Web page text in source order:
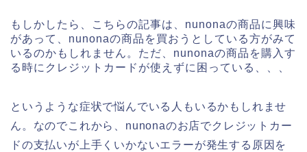
もしかしたら、こちらの記事は、nunonaの商品に興味
があって、nunonaの商品を買おうとしている方がみて
いるのかもしれません。ただ、nunonaの商品を購入す
る時にクレジットカードが使えずに困っている、、、
というような症状で悩んでいる人もいるかもしれませ
ん。なのでこれから、nunonaのお店でクレジットカー
ドの支払いが上手くいかないエラーが発生する原因を